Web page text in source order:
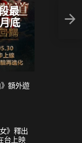
最
底
額外遊
》釋出
台上映
《
動